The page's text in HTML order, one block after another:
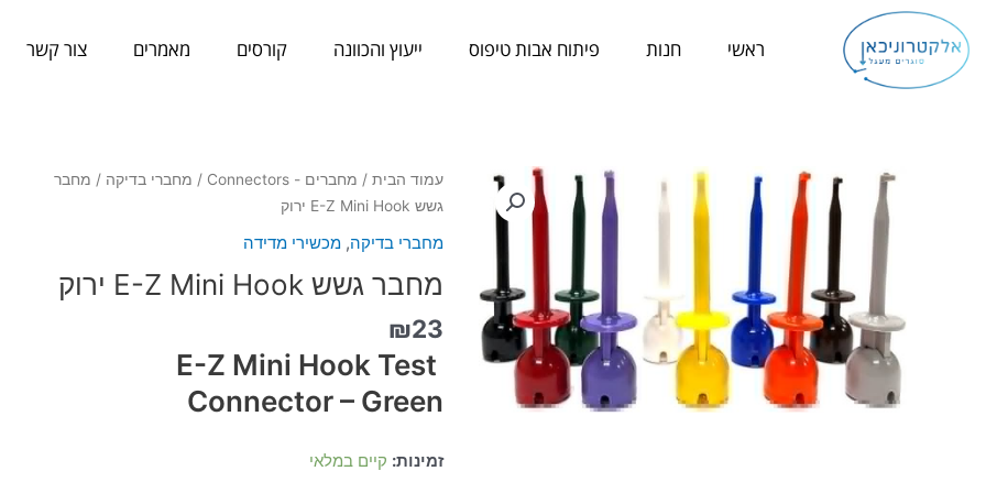
לתוכן
ראשי חנות פיתוח אבות טיפוס ייעוץ והכוונה קורסים מאמרים צור קשר
עמוד הבית/ מחברים - Connectors / מחברי בדיקה / מחבר
גשש E-Z Mini Hook ירוק
מחברי בדיקה, מכשירי מדידה
מחבר גשש E-Z Mini Hook ירוק
₪23
E-Z Mini Hook Test
Connector – Green
זמינות: קיים במלאי
כמות
של
E-
Mini
Hook